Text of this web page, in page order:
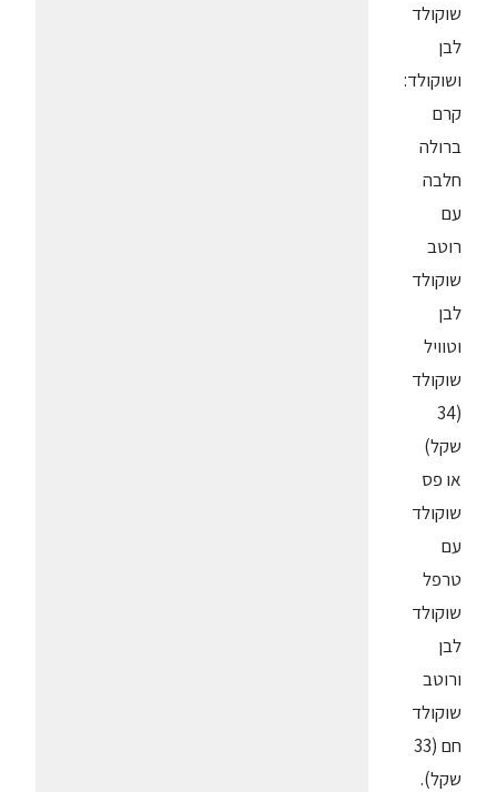
שוקולד
לבן
ושוקולד:
קרם
ברולה
חלבה
עם
רוטב
שוקולד
לבן
וטוויל
שוקולד
(34
שקל)
או פס
שוקולד
עם
טרפל
שוקולד
לבן
ורוטב
שוקולד
חם (33
שקל).